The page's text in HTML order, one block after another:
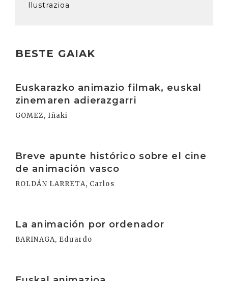
Ilustrazioa
BESTE GAIAK
Euskarazko animazio filmak, euskal
zinemaren adierazgarri
GOMEZ, Iñaki
Breve apunte histórico sobre el cine
de animación vasco
ROLDÁN LARRETA, Carlos
La animación por ordenador
BARINAGA, Eduardo